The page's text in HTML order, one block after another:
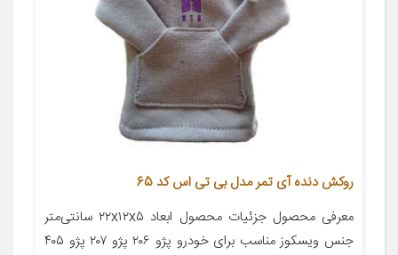
روکش دنده آی تمر مدل بی تی اس کد 65
معرفی محصول جزئیات محصول ابعاد ۲۲x۱۲x۵ سانتی‌متر
جنس ویسکوز مناسب برای خودرو پژو ۲۰۶ پژو ۲۰۷ پژو ۴۰۵